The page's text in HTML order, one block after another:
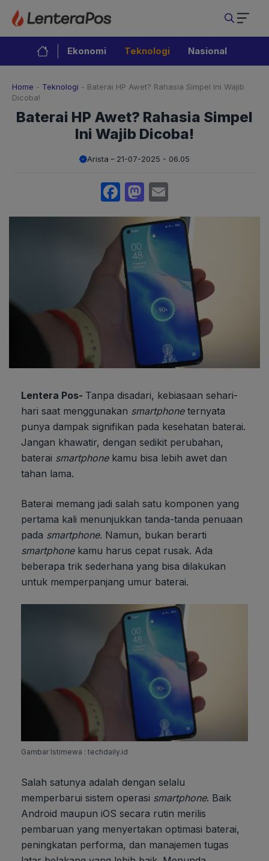
Langsung
isi
Ekonomi Teknologi Nasional
Home - Teknologi - Baterai HP Awet? Rahasia Simpel Ini Wajib
Dicoba!
Baterai HP Awet? Rahasia Simpel
Ini Wajib Dicoba!
Arista 21-07-2025 - 06.05
Facebook
Mastodon
Lentera Pos- Tanpa disadari, kebiasaan sehari-
hari saat menggunakan smartphoneternyata
punya dampak signifikan pada kesehatan baterai.
Jangan khawatir, dengan sedikit perubahan,
baterai smartphonekamu bisa lebih awet dan
tahan lama.
Baterai memang jadi salah satu komponen yang
pertama kali menunjukkan tanda-tanda penuaan
pada smartphone. Namun, bukan berarti
smartphonekamu harus cepat rusak. Ada
beberapa trik sederhana yang bisa dilakukan
untuk memperpanjang umur baterai.
Gambar Istimewa : techdaily.id
Salah satunya adalah dengan selalu
memperbarui sistem operasi smartphone. Baik
Android maupun iOS secara rutin merilis
pembaruan yang menyertakan optimasi baterai,
peningkatan performa, dan manajemen tugas